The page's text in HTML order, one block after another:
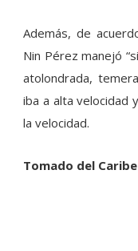
Además, de
Nin Pérez manejó
atolondrada,
iba a alta velocidad
la velocidad.
Tomado del Caribe